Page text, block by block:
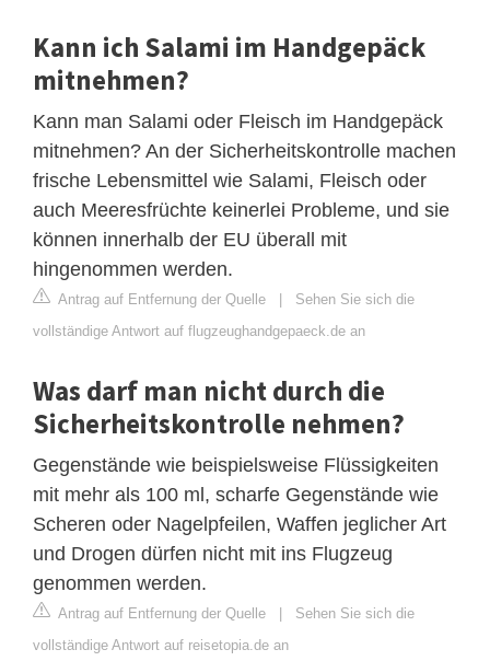
Kann ich Salami im Handgepäck
mitnehmen?
Kann man Salami oder Fleisch im Handgepäck
mitnehmen? An der Sicherheitskontrolle machen
frische Lebensmittel wie Salami, Fleisch oder
auch Meeresfrüchte keinerlei Probleme, und sie
können innerhalb der EU überall mit
hingenommen werden.
Antrag auf Entfernung der Quelle | Sehen Sie sich die
vollständige Antwort auf flugzeughandgepaeck.de an
Was darf man nicht durch die
Sicherheitskontrolle nehmen?
Gegenstände wie beispielsweise Flüssigkeiten
mit mehr als 100 ml, scharfe Gegenstände wie
Scheren oder Nagelpfeilen, Waffen jeglicher Art
und Drogen dürfen nicht mit ins Flugzeug
genommen werden.
Antrag auf Entfernung der Quelle | Sehen Sie sich die
vollständige Antwort auf reisetopia.de an